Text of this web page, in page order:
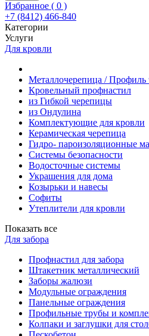
Избранное ( 0 )
+7 (8412) 466-840
Категории
Услуги
Для кровли
Металлочерепица / Профиль
Кровельный профнастил
из Гибкой черепицы
из Ондулина
Комплектующие для кровли
Керамическая черепица
Гидро- пароизоляционные
Системы безопасности
Водосточные системы
Украшения для дома
Козырьки и навесы
Софиты
Утеплители для кровли
Показать все
Для забора
Профнастил для забора
Штакетник металлический
Заборы жалюзи
Модульные ограждения
Панельные ограждения
Профильные трубы и
Колпаки и заглушки для